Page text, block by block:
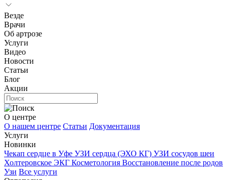
Везде
Врачи
Об артрозе
Услуги
Видео
Новости
Статьи
Блог
Акции
О центре
О нашем центре Статьи Документация
Услуги
Новинки
Чекап сердце в Уфе УЗИ сердца (ЭХО КГ) УЗИ сосудов шеи
Холтеровское ЭКГ Косметология Восстановление после родов
Узи Все услуги